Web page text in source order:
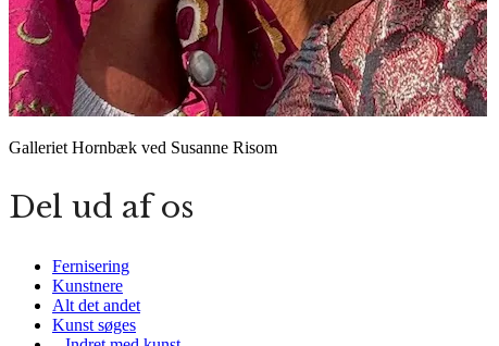
Galleriet Hornbæk ved Susanne Risom
Del ud af os
Fernisering
Kunstnere
Alt det andet
Kunst søges